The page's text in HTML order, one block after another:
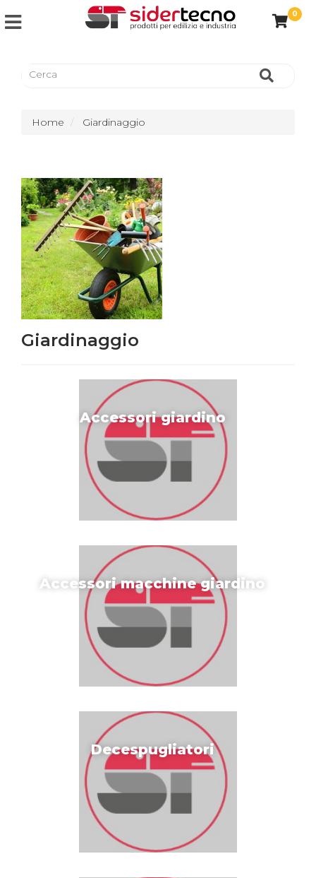
0
Home Giardinaggio
Giardinaggio
Accessori giardino
Accessori macchine giardino
Decespugliatori